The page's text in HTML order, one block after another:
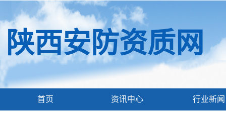
陕西安防资质网
首页 资讯中心 行业新闻